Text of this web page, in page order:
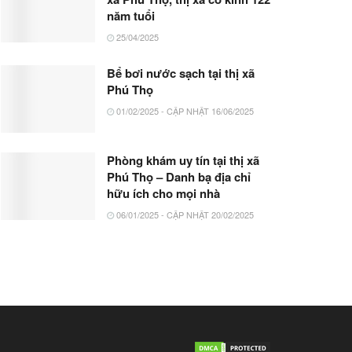
năm tuổi
25/04/2025
Bể bơi nước sạch tại thị xã
Phú Thọ
01/02/2025 - CẬP NHẬT 16/06/2025
Phòng khám uy tín tại thị xã
Phú Thọ – Danh bạ địa chỉ
hữu ích cho mọi nhà
06/01/2025 - CẬP NHẬT 20/02/2025